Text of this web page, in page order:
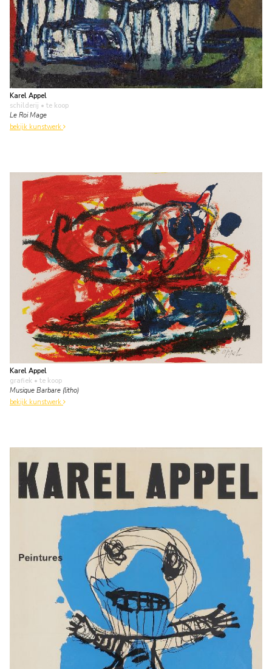
Karel Appel
schilderij • te koop
Le Roi Mage
bekijk kunstwerk
Karel Appel
grafiek • te koop
Musique Barbare (litho)
bekijk kunstwerk